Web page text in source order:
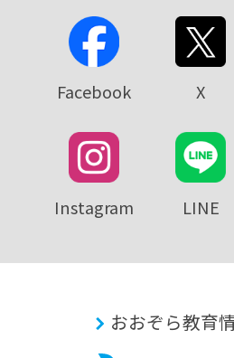
Facebook X
Instagram LINE
おおぞら教育